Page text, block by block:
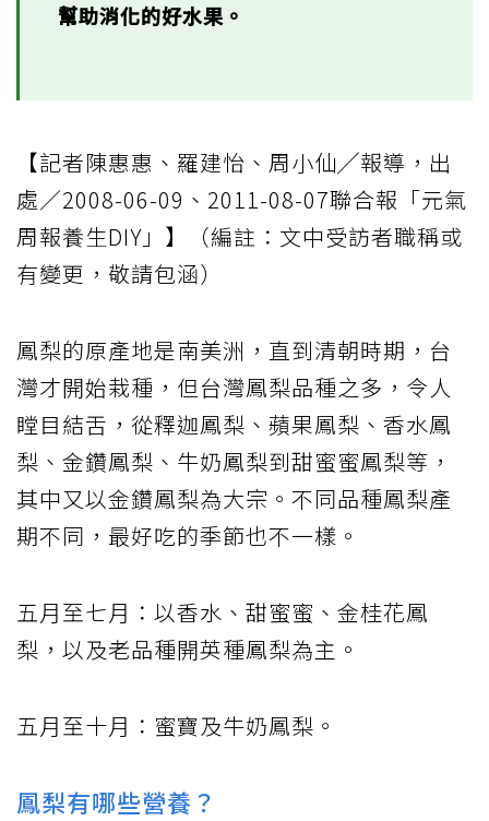
幫助消化的好水果。
【記者陳惠惠、羅建怡、周小仙╱報導，出
處／2008-06-09、2011-08-07聯合報「元氣
周報養生DIY」】（編註：文中受訪者職稱或
有變更，敬請包涵）
鳳梨的原產地是南美洲，直到清朝時期，台
灣才開始栽種，但台灣鳳梨品種之多，令人
瞠目結舌，從釋迦鳳梨、蘋果鳳梨、香水鳳
梨、金鑽鳳梨、牛奶鳳梨到甜蜜蜜鳳梨等，
其中又以金鑽鳳梨為大宗。不同品種鳳梨產
期不同，最好吃的季節也不一樣。
五月至七月：以香水、甜蜜蜜、金桂花鳳
梨，以及老品種開英種鳳梨為主。
五月至十月：蜜寶及牛奶鳳梨。
鳳梨有哪些營養？